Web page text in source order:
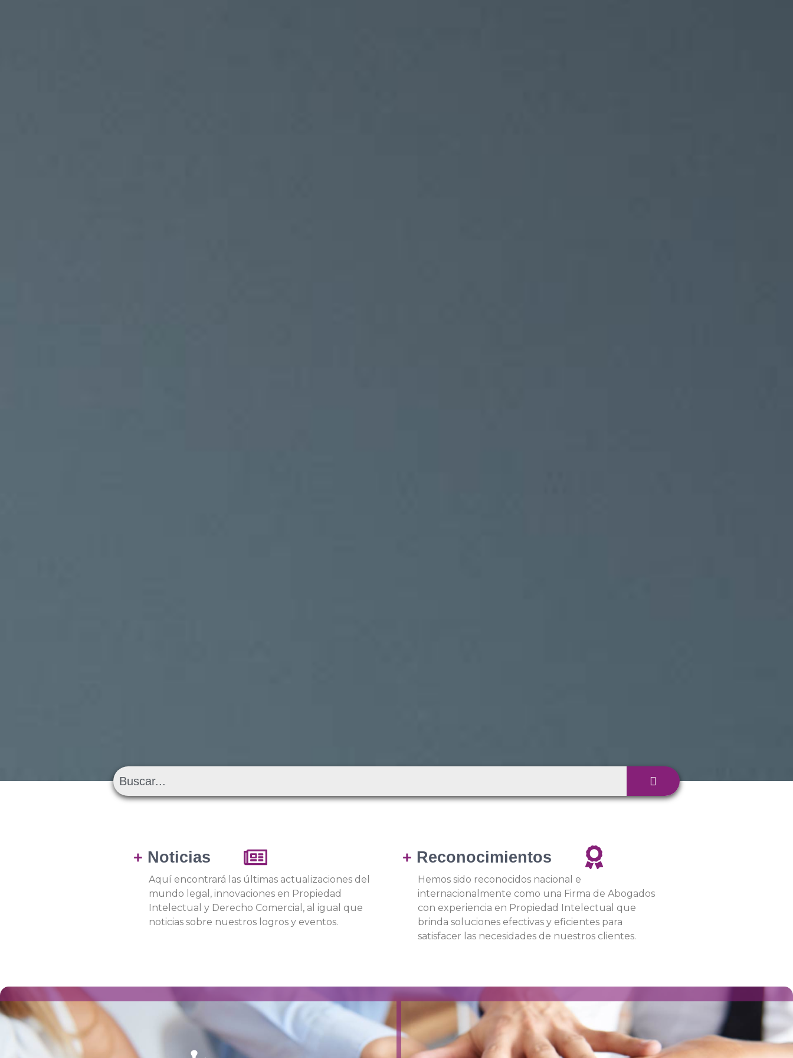
+ Noticias
Aquí encontrará las últimas actualizaciones del
mundo legal, innovaciones en Propiedad
Intelectual y Derecho Comercial, al igual que
noticias sobre nuestros logros y eventos.
+ Reconocimientos
Hemos sido reconocidos nacional e
internacionalmente como una Firma de Abogados
con experiencia en Propiedad Intelectual que
brinda soluciones efectivas y eficientes para
satisfacer las necesidades de nuestros clientes.